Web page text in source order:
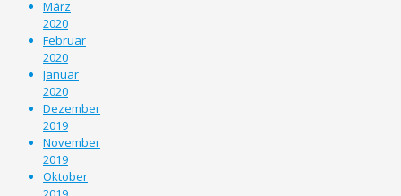
März
2020
Februar
2020
Januar
2020
Dezember
2019
November
2019
Oktober